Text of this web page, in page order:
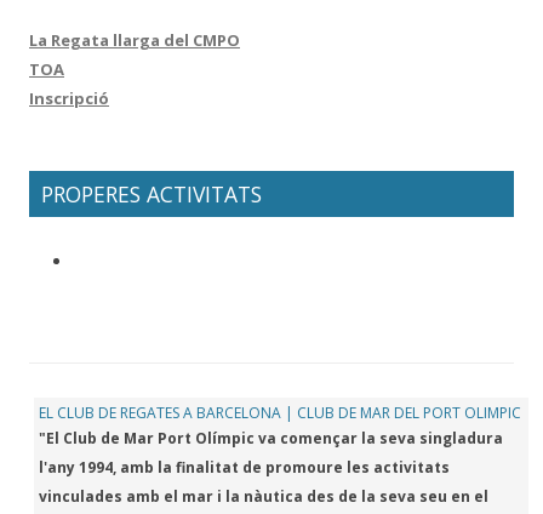
La Regata llarga del CMPO
TOA
Inscripció
PROPERES ACTIVITATS
EL CLUB DE REGATES A BARCELONA | CLUB DE MAR DEL PORT OLIMPIC
"El Club de Mar Port Olímpic va començar la seva singladura
l'any 1994, amb la finalitat de promoure les activitats
vinculades amb el mar i la nàutica des de la seva seu en el